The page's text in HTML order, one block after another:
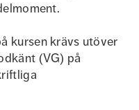
kursen krävs utöver
(VG) på